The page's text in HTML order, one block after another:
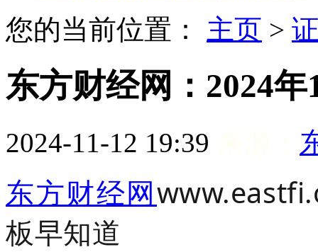
您的当前位置： 主页 >
东方财经网：2024
2024-11-12 19:39
东方财经网
板早知道